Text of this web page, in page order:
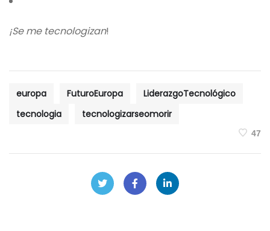
¡Se me tecnologizan!
europa FuturoEuropa
LiderazgoTecnológico
tecnologia
tecnologizarseomorir
47